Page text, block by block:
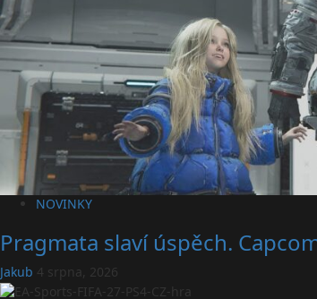
NOVINKY
Pragmata slaví úspěch.
Jakub 4 srpna, 2026